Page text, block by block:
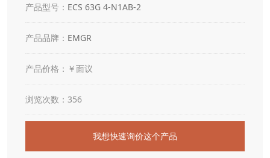
产品型号： ECS 63G 4-N1AB-2
产品品牌： EMGR
产品价格：￥面议
浏览次数：356
我想快速询价这个产品